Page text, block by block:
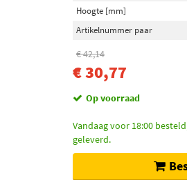
Hoogte [mm]
Artikelnummer paar
€ 42,14
€ 30,77
Op voorraad
Vandaag voor 18:00
geleverd.